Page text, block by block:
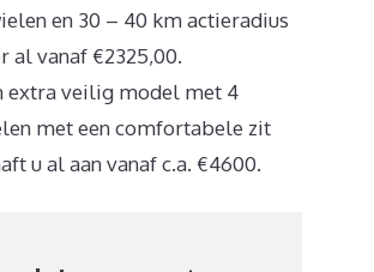
en 30 – 40 km actieradius
al vanaf €2325,00.
extra veilig model met 4
met een comfortabele zit
u al aan vanaf c.a. €4600.